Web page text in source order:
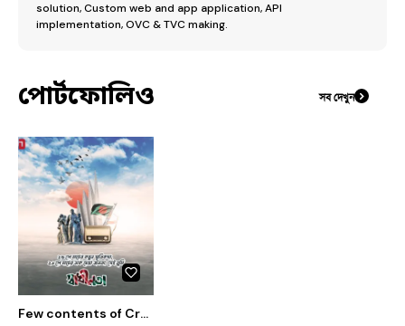
solution, Custom web and app application, API
implementation, OVC & TVC making.
পোর্টফোলিও সব দেখুন
Few contents of CreaDrives on branding